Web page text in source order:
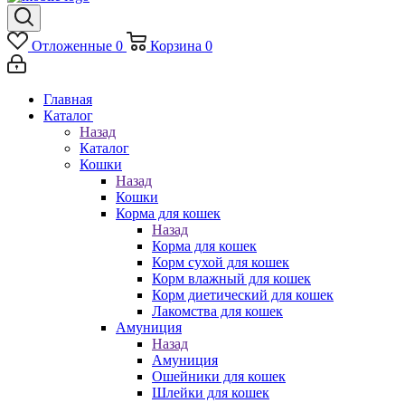
Отложенные 0 Корзина 0
Главная
Каталог
Назад
Каталог
Кошки
Назад
Кошки
Корма для кошек
Назад
Корма для кошек
Корм сухой для кошек
Корм влажный для кошек
Корм диетический для кошек
Лакомства для кошек
Амуниция
Назад
Амуниция
Ошейники для кошек
Шлейки для кошек